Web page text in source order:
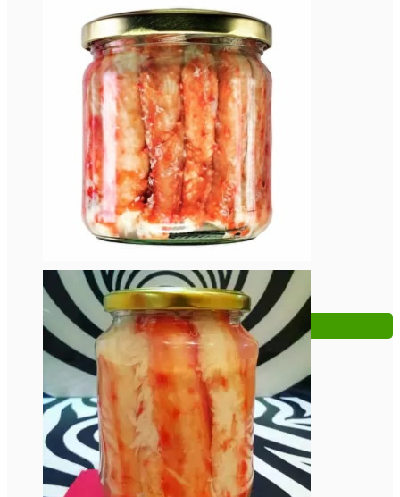
Мясо краба в солевой заливке 400 грамм.
3 850Р
В КОРЗИНУ